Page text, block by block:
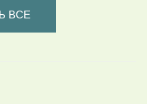
ВСЕ